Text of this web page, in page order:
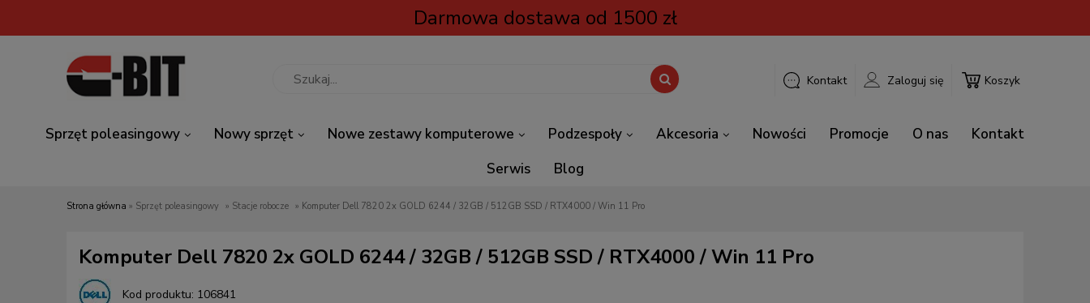
Darmowa dostawa od 1500 zł
Koszyk
Kontakt Zaloguj się
Sprzęt poleasingowy Nowy sprzęt Nowe zestawy komputerowe Podzespoły Akcesoria Nowości Promocje O nas
Kontakt
Serwis
Blog
Strona główna » Sprzęt poleasingowy » Stacje robocze » Komputer Dell 7820 2x GOLD 6244 / 32GB / 512GB SSD / RTX4000 / Win 11 Pro
Komputer Dell 7820 2x GOLD 6244 / 32GB / 512GB SSD / RTX4000 / Win 11 Pro
Kod produktu: 106841